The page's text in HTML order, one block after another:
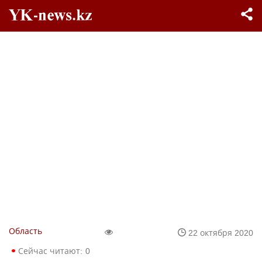
Область
22 октября 2020
Сейчас читают: 0